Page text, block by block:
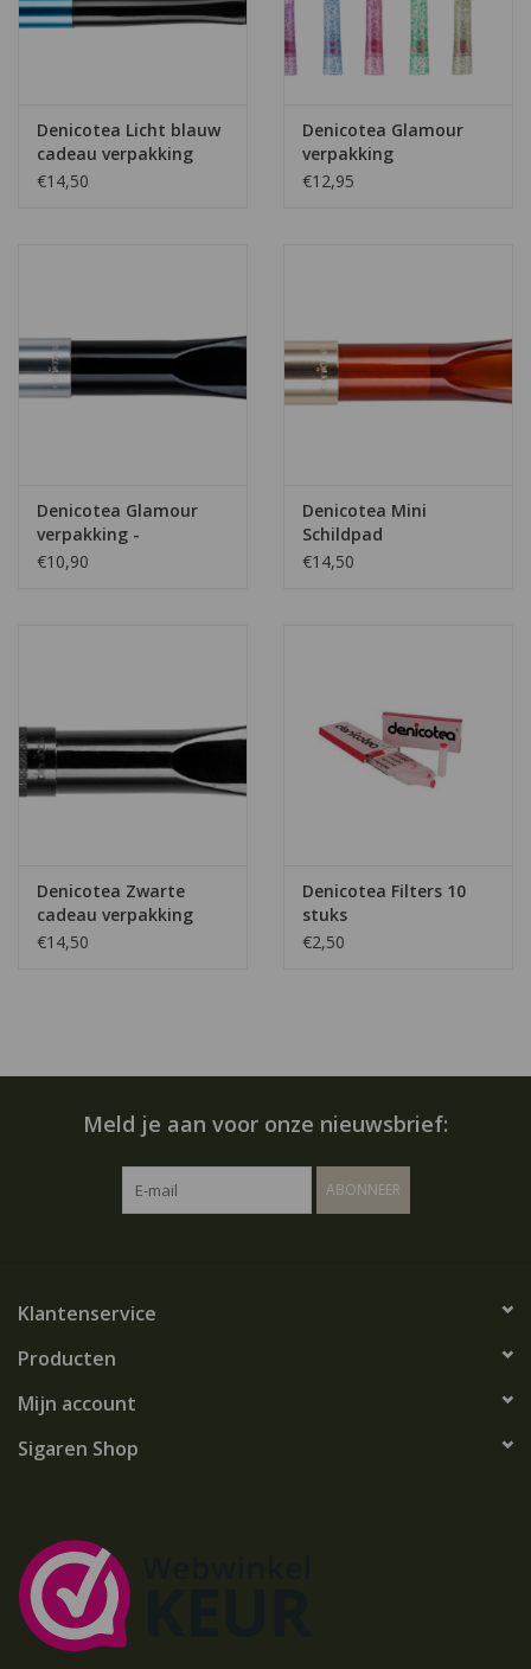
Denicotea Licht blauw
cadeau verpakking
€14,50
Denicotea Glamour
verpakking
€12,95
Denicotea Glamour
verpakking -
€10,90
Denicotea Mini
Schildpad
€14,50
Denicotea Zwarte
cadeau verpakking
€14,50
Denicotea Filters 10
stuks
€2,50
Meld je aan voor onze nieuwsbrief:
ABONNEER
Klantenservice
Producten
Mijn account
Sigaren Shop